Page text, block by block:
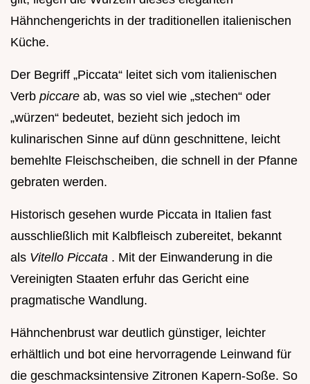
Hähnchengerichts in der traditionellen italienischen
Küche.
Der Begriff „Piccata“ leitet sich vom italienischen
Verb piccare ab, was so viel wie „stechen“ oder
„würzen“ bedeutet, bezieht sich jedoch im
kulinarischen Sinne auf dünn geschnittene, leicht
bemehlte Fleischscheiben, die schnell in der Pfanne
gebraten werden.
Historisch gesehen wurde Piccata in Italien fast
ausschließlich mit Kalbfleisch zubereitet, bekannt
als Vitello Piccata . Mit der Einwanderung in die
Vereinigten Staaten erfuhr das Gericht eine
pragmatische Wandlung.
Hähnchenbrust war deutlich günstiger, leichter
erhältlich und bot eine hervorragende Leinwand für
die geschmacksintensive Zitronen Kapern-Soße. So